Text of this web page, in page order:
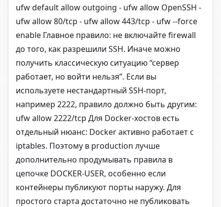
ufw default allow outgoing - ufw allow OpenSSH -
ufw allow 80/tcp - ufw allow 443/tcp - ufw --force
enable Главное правило: не включайте firewall
до того, как разрешили SSH. Иначе можно
получить классическую ситуацию “сервер
работает, но войти нельзя”. Если вы
используете нестандартный SSH-порт,
например 2222, правило должно быть другим:
ufw allow 2222/tcp Для Docker-хостов есть
отдельный нюанс: Docker активно работает с
iptables. Поэтому в production лучше
дополнительно продумывать правила в
цепочке DOCKER-USER, особенно если
контейнеры публикуют порты наружу. Для
простого старта достаточно не публиковать